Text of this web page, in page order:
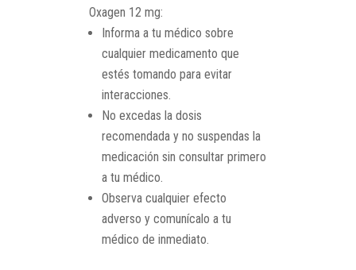
Oxagen 12 mg:
Informa a tu médico sobre
cualquier medicamento que
estés tomando para evitar
interacciones.
No excedas la dosis
recomendada y no suspendas la
medicación sin consultar primero
a tu médico.
Observa cualquier efecto
adverso y comunícalo a tu
médico de inmediato.